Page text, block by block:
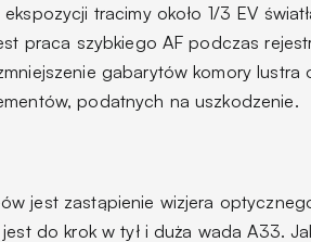
tracimy około 1/3 EV
praca szybkiego AF podczas
gabarytów komory lustra
podatnych na uszkodzenie.
jest zastąpienie wizjera
do krok w tył i duża wada A33.